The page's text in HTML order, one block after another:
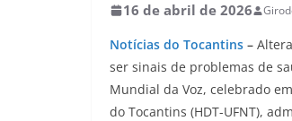
16 de abril de 2026
Notícias do Tocantins –
ser sinais de problemas de
Mundial da Voz, celebrado
do Tocantins (HDT-UFNT),